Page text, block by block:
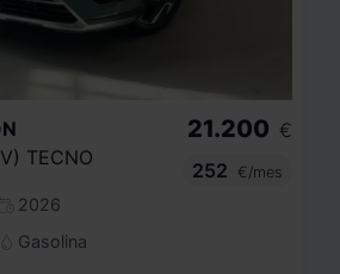
TECNO
2026
Gasolina
21.200 €
252
€/mes